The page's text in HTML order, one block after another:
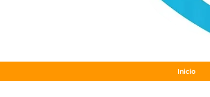
Inicio